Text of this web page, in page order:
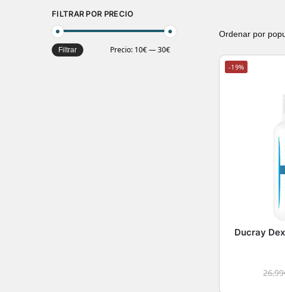
-19%
Ducray
26,99
FILTRAR POR PRECIO
Filtrar Precio: 10€—30€